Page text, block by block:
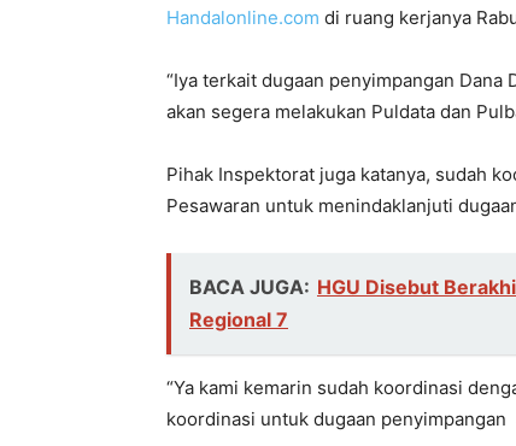
Handalonline.com di ruang kerjanya
“Iya terkait dugaan penyimpangan Dana
akan segera melakukan Puldata dan
Pihak Inspektorat juga katanya, sudah
Pesawaran untuk menindaklanjuti
BACA JUGA: HGU Disebut
Regional 7
“Ya kami kemarin sudah koordinasi
koordinasi untuk dugaan